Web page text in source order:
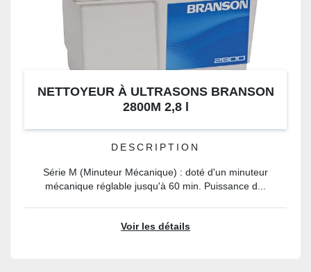
NETTOYEUR À ULTRASONS BRANSON
2800M 2,8 l
DESCRIPTION
Série M (Minuteur Mécanique) : doté d'un minuteur
mécanique réglable jusqu'à 60 min. Puissance d...
Voir les détails